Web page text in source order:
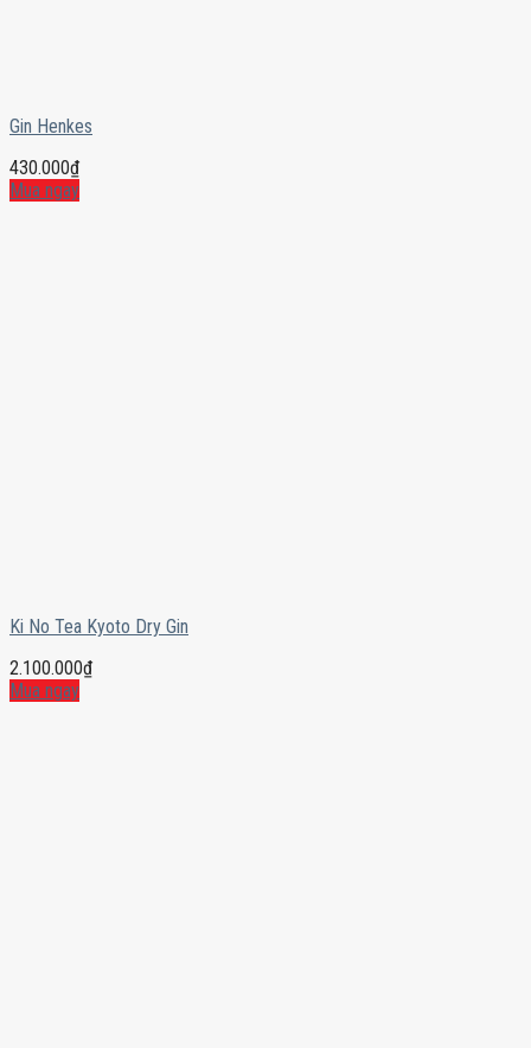
Gin Henkes
430.000₫
Mua ngay
Ki No Tea Kyoto Dry Gin
2.100.000₫
Mua ngay